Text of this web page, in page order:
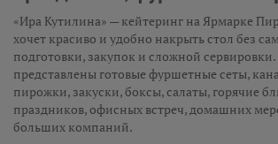
«Ира Кутилина» — кейтеринг на Ярмарке
хочет красиво и удобно накрыть стол без
подготовки, закупок и сложной
представлены готовые фуршетные сеты,
пирожки, закуски, боксы, салаты, горячие
праздников, офисных встреч, домашних
больших компаний.